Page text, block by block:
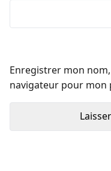
Enregistrer mon
navigateur pour mon